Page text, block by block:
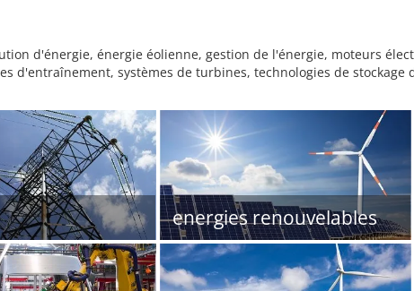
d'énergie, énergie éolienne, gestion de l'énergie, moteurs
d'entraînement, systèmes de turbines, technologies de stockage
energies renouvelables